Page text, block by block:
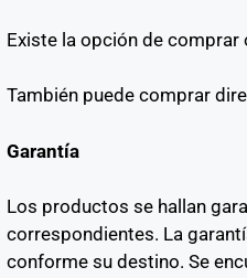
Existe la opción de comprar
También puede comprar
Garantía
Los productos se hallan
correspondientes. La
conforme su destino. Se